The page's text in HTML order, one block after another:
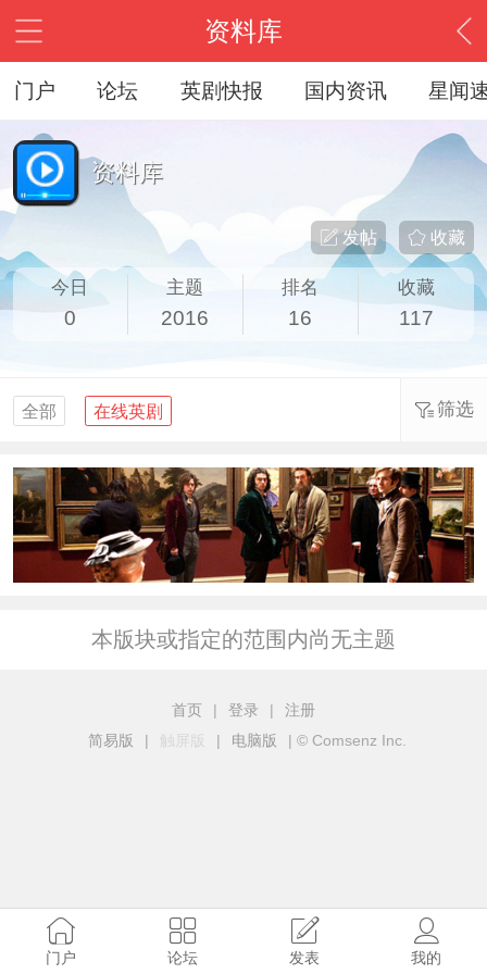
资料库
门户 论坛 英剧快报 国内资讯 星闻
资料库
收藏
发帖
今日
0
主题
2016
排名
16
收藏
117
全部 在线英剧 筛选
本版块或指定的范围内尚无主题
首页 | 登录 |
注册
简易版
| 触屏版 | 电脑版 | © Comsenz Inc.
门户 论坛 发表 我的